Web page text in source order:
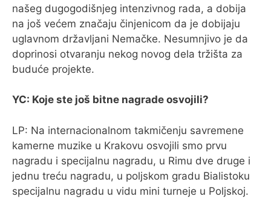
našeg dugogodišnjeg intenzivnog rada, a dobija
na još većem značaju činjenicom da je dobijaju
uglavnom državljani Nemačke. Nesumnjivo je da
doprinosi otvaranju nekog novog dela tržišta za
buduće projekte.
YC: Koje ste još bitne nagrade osvojili?
LP: Na internacionalnom takmičenju savremene
kamerne muzike u Krakovu osvojili smo prvu
nagradu i specijalnu nagradu, u Rimu dve druge i
jednu treću nagradu, u poljskom gradu Bialistoku
specijalnu nagradu u vidu mini turneje u Poljskoj.